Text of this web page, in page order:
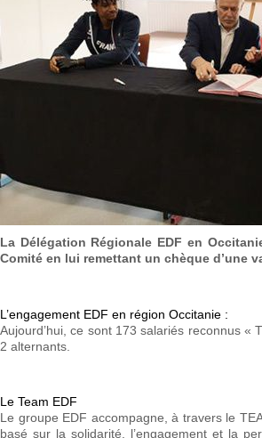
La Délégation Régionale EDF en
Comité en lui remettant un chèque d’une
L’engagement EDF en région Occitanie :
Aujourd’hui, ce sont 173 salariés reconnus
2 alternants.
Le Team EDF
Le groupe EDF accompagne, à travers le
basé sur la solidarité, l’engagement et la